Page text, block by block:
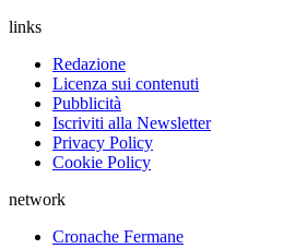
links
Redazione
Licenza sui contenuti
Pubblicità
Iscriviti alla Newsletter
Privacy Policy
Cookie Policy
network
Cronache Fermane